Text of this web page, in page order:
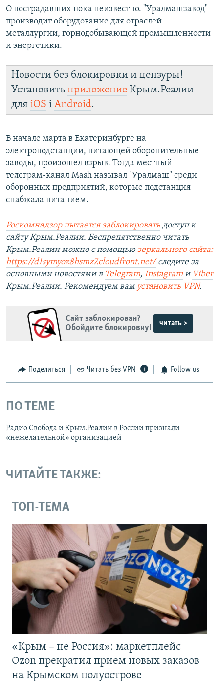
О пострадавших пока неизвестно. "Уралмашзавод"
производит оборудование для отраслей
металлургии, горнодобывающей промышленности
и энергетики.
Новости без блокировки и цензуры!
Установить приложение Крым.Реалии
для iOS і Android.
В начале марта в Екатеринбурге на
электроподстанции, питающей оборонительные
заводы, произошел взрыв. Тогда местный
телеграм-канал Mash называл "Уралмаш" среди
оборонных предприятий, которые подстанция
снабжала питанием.
Роскомнадзор пытается заблокировать доступ к
сайту Крым.Реалии. Беспрепятственно читать
Крым.Реалии можно с помощью зеркального сайта:
https://d1symyoz8hsmz7.cloudfront.net/следите за
основными новостями в Telegram, Instagram и Viber
Крым.Реалии. Рекомендуем вам установить VPN.
Сайт заблокирован?
Обойдите блокировку!
читать >
Поделиться Читать без VPN Follow us
ПО ТЕМЕ
Радио Свобода и Крым.Реалии в России признали
«нежелательной» организацией
ЧИТАЙТЕ ТАКЖЕ:
ТОП-ТЕМА
«Крым – не Россия»: маркетплейс
Ozon прекратил прием новых заказов
на Крымском полуострове